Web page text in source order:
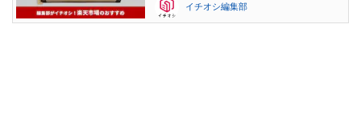
イチオシ編集部